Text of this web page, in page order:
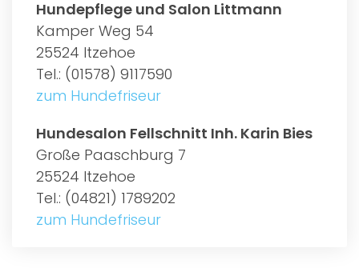
Hundepflege und Salon Littmann
Kamper Weg 54
25524 Itzehoe
Tel.: (01578) 9117590
zum Hundefriseur
Hundesalon Fellschnitt Inh. Karin Bies
Große Paaschburg 7
25524 Itzehoe
Tel.: (04821) 1789202
zum Hundefriseur